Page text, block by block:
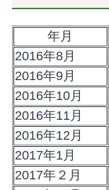
年月
2016年8月
2016年9月
2016年10月
2016年11月
2016年12月
2017年1月
2017年２月